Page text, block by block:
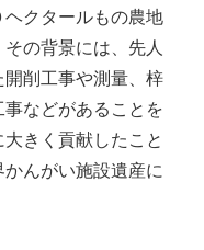
クタールもの農地
の背景には、先人
削工事や測量、梓
などがあることを
きく貢献したこと
んがい施設遺産に